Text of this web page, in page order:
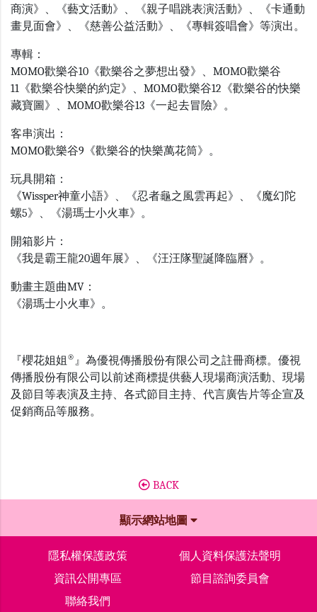
商演》、《藝文活動》、《親子唱跳表演活動》、《卡通動
畫見面會》、《慈善公益活動》、《專輯簽唱會》等演出。
專輯：
MOMO歡樂谷10《歡樂谷之夢想出發》、MOMO歡樂谷
11《歡樂谷快樂的約定》、MOMO歡樂谷12《歡樂谷的快樂
藏寶圖》、MOMO歡樂谷13《一起去冒險》。
客串演出：
MOMO歡樂谷9《歡樂谷的快樂萬花筒》。
玩具開箱：
《Wissper神童小語》、《忍者龜之風雲再起》、《魔幻陀
螺5》、
《湯瑪士小火車》 。
開箱影片：
《我是霸王龍20週年展》、《汪汪隊聖誕降臨曆》。
動畫主題曲MV：
《湯瑪士小火車》。
『櫻花姐姐 ® 』為優視傳播股份有限公司之註冊商標。優視
傳播股份有限公司以前述商標提供藝人現場商演活動、現場
及節目等表演及主持、各式節目主持、代言廣告片等企宣及
促銷商品等服務。
BACK
顯示網站地圖
隱私權保護政策
個人資料保護法聲明
資訊公開專區
節目諮詢委員會
聯絡我們